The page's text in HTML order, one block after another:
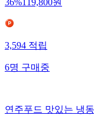
36%119,800원
3,594적립
6명구매중
연주푸드 맛있는 냉